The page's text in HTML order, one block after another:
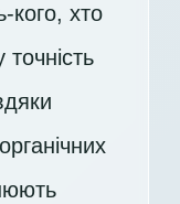
кого, хто